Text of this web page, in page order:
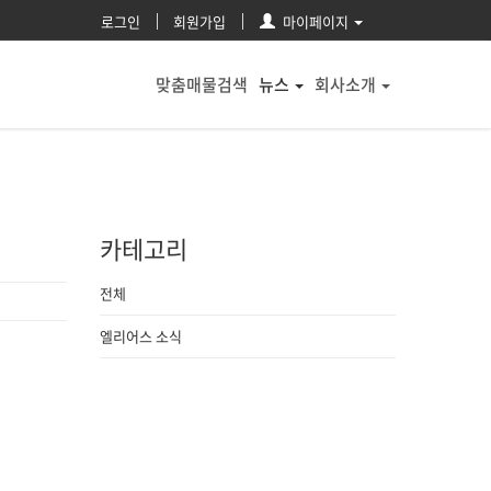
로그인 회원가입 마이페이지
맞춤매물검색 뉴스 회사소개
카테고리
전체
엘리어스 소식